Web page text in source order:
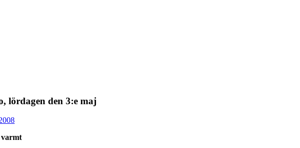
lördagen den 3:e maj
varmt